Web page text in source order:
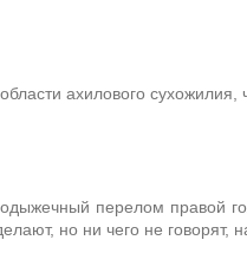
ахилового сухожилия,
перелом правой
но ни чего не говорят,